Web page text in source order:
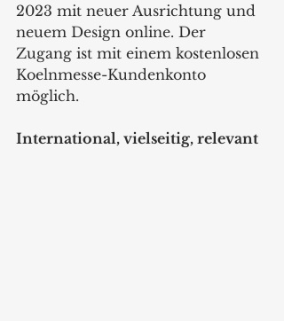
2023 mit neuer Ausrichtung und
neuem Design online. Der
Zugang ist mit einem kostenlosen
Koelnmesse-Kundenkonto
möglich.
International, vielseitig, relevant